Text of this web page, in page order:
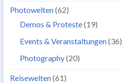
Photowelten(62)
Demos & Proteste(19)
Events & Veranstaltungen(36)
Photography(20)
Reisewelten(61)